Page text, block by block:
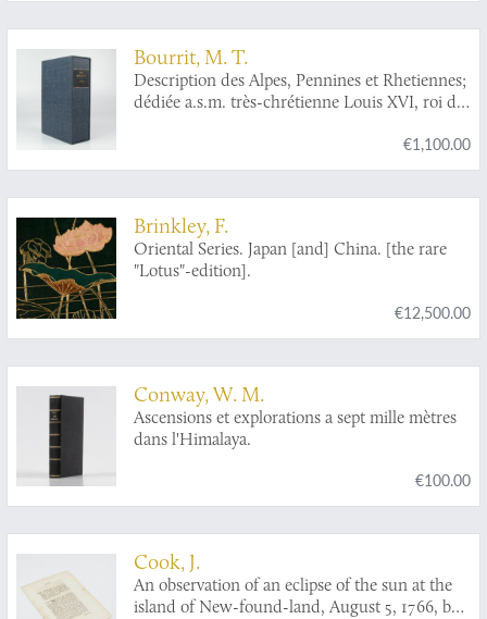
Bourrit, M. T.
Description des Alpes, Pennines et Rhetiennes;
dédiée a.s.m. très-chrétienne Louis XVI, roi de
€1,100.00
Brinkley, F.
Oriental Series. Japan [and] China. [the rare
"Lotus"-edition].
€12,500.00
Conway, W. M.
Ascensions et explorations a sept mille mètres
dans l'Himalaya.
€100.00
Cook, J.
An observation of an eclipse of the sun at the
island of New-found-land, August 5, 1766, by